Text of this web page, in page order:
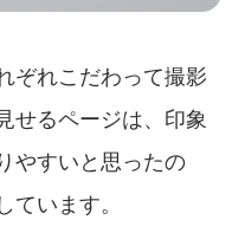
ぞれこだわって撮影
せるページは、印象
やすいと思ったの
います。